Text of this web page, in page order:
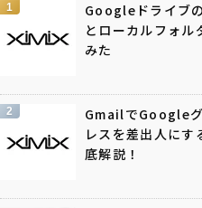
1
Googleドライブ
とローカルフォル
みた
2
GmailでGoogle
レスを差出人にす
底解説！